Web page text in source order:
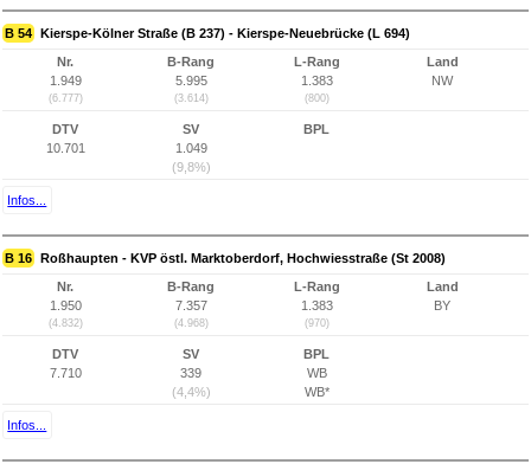
B 54 Kierspe-Kölner Straße (B 237) - Kierspe-Neuebrücke (L 694)
Nr.
1.949
(6.777)
B-Rang
5.995
(3.614)
L-Rang
1.383
(800)
Land
NW
DTV
10.701
SV
1.049
(9,8%)
BPL
Infos...
B 16 Roßhaupten - KVP östl. Marktoberdorf, Hochwiesstraße (St 2008)
Nr.
1.950
(4.832)
B-Rang
7.357
(4.968)
L-Rang
1.383
(970)
Land
BY
DTV
7.710
SV
339
(4,4%)
BPL
WB
WB*
Infos...